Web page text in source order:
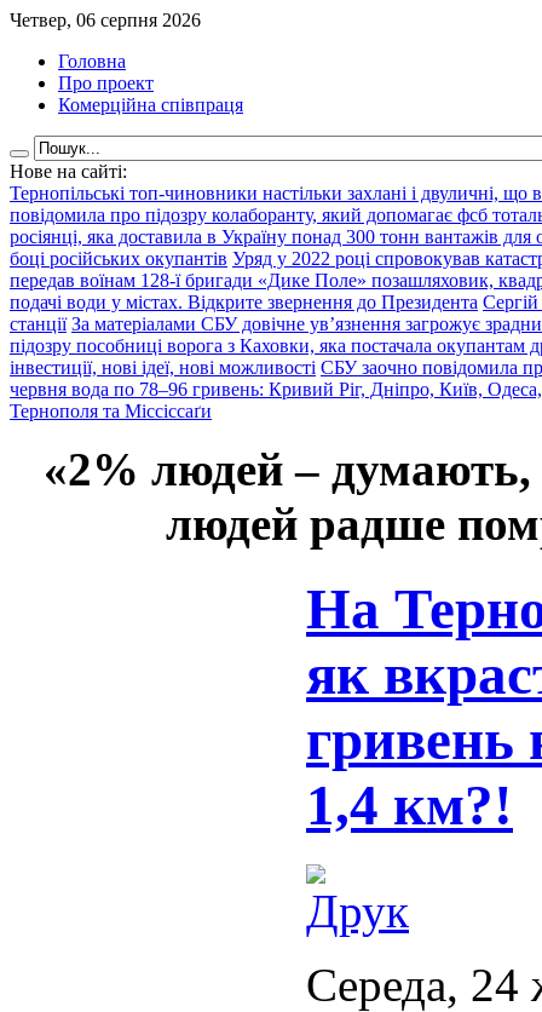
Четвер, 06 серпня 2026
Головна
Про проект
Комерційна співпраця
Нове на сайті:
Тернопільські топ-чиновники настільки захлані і двуличні, що
повідомила про підозру колаборанту, який допомагає фсб
росіянці, яка доставила в Україну понад 300 тонн вантажів для
боці російських окупантів Уряд у 2022 році спровокував
передав воїнам 128-ї бригади «Дике Поле» позашляховик,
подачі води у містах. Відкрите звернення до Президента
станції За матеріалами СБУ довічне ув’язнення загрожує
підозру пособниці ворога з Каховки, яка постачала окупантам
інвестиції, нові ідеї, нові можливості СБУ заочно повідомила
червня вода по 78–96 гривень: Кривий Ріг, Дніпро, Київ,
Тернополя та Міссіссаґи
«2% людей –
людей радше
На
як
гривень
1,4 км?!
Середа, 24